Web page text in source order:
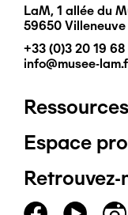
LaM, 1 allée du
59650
+33 (0)3 20 19 68
info@musee-
Pied
de
page
Espace